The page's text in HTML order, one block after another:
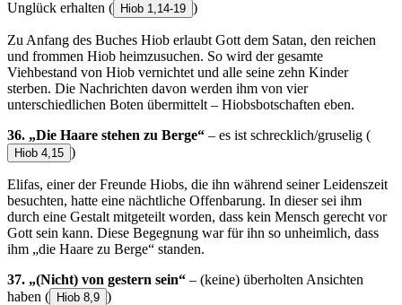
Unglück erhalten ( Hiob 1,14-19 )
Zu Anfang des Buches Hiob erlaubt Gott dem Satan, den reichen
und frommen Hiob heimzusuchen. So wird der gesamte
Viehbestand von Hiob vernichtet und alle seine zehn Kinder
sterben. Die Nachrichten davon werden ihm von vier
unterschiedlichen Boten übermittelt – Hiobsbotschaften eben.
36. „Die Haare stehen zu Berge“ – es ist schrecklich/gruselig (
Hiob 4,15 )
Elifas, einer der Freunde Hiobs, die ihn während seiner Leidenszeit
besuchten, hatte eine nächtliche Offenbarung. In dieser sei ihm
durch eine Gestalt mitgeteilt worden, dass kein Mensch gerecht vor
Gott sein kann. Diese Begegnung war für ihn so unheimlich, dass
ihm „die Haare zu Berge“ standen.
37. „(Nicht) von gestern sein“ – (keine) überholten Ansichten
haben ( Hiob 8,9 )